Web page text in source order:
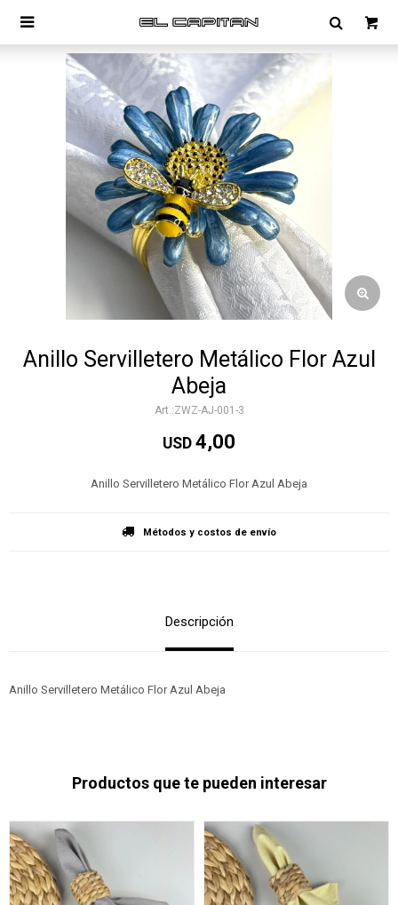

Anillo Servilletero Metálico Flor Azul
Abeja
ZWZ-AJ-001-3
USD 4,00
Anillo Servilletero Metálico Flor Azul Abeja
Métodos y costos de envío
Descripción
Anillo Servilletero Metálico Flor Azul Abeja
Productos que te pueden interesar